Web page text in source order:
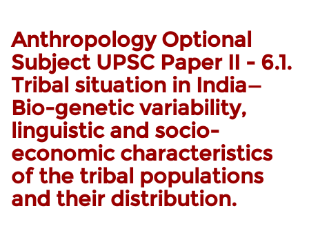
Anthropology Optional
Subject UPSC Paper II - 6.1.
Tribal situation in India—
Bio-genetic variability,
linguistic and socio-
economic characteristics
of the tribal populations
and their distribution.